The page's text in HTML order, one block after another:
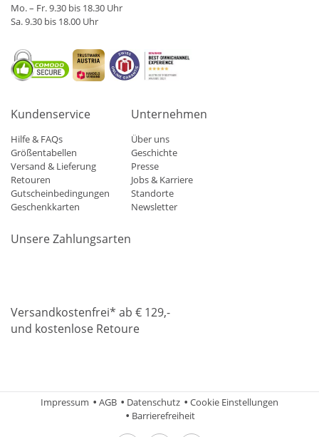
Mo. – Fr. 9.30 bis 18.30 Uhr
Sa. 9.30 bis 18.00 Uhr
Kundenservice
Hilfe & FAQs
Größentabellen
Versand & Lieferung
Retouren
Gutscheinbedingungen
Geschenkkarten
Unternehmen
Über uns
Geschichte
Presse
Jobs & Karriere
Standorte
Newsletter
Unsere Zahlungsarten
Versandkostenfrei* ab € 129,-
und kostenlose Retoure
Impressum AGB Datenschutz
Cookie Einstellungen
Barrierefreiheit